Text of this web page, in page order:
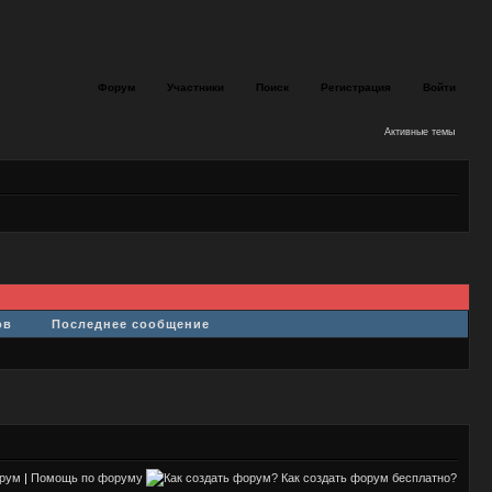
Форум Участники Поиск Регистрация Войти
Активные темы
Последнее сообщение
| Помощь по форуму